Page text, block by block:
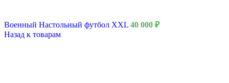
Военный Настольный футбол XXL 40 000 ₽
Назад к товарам